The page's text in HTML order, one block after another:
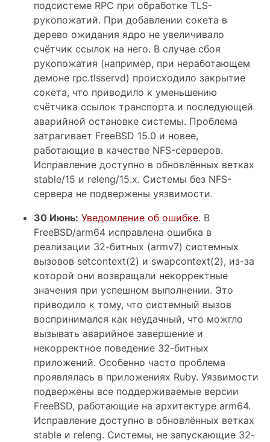
подсистеме RPC при обработке TLS-
рукопожатий. При добавлении сокета в
дерево ожидания ядро не увеличивало
счётчик ссылок на него. В случае сбоя
рукопожатия (например, при неработающем
демоне rpc.tlsservd) происходило закрытие
сокета, что приводило к уменьшению
счётчика ссылок транспорта и последующей
аварийной остановке системы. Проблема
затрагивает FreeBSD 15.0 и новее,
работающие в качестве NFS-серверов.
Исправление доступно в обновлённых ветках
stable/15 и releng/15.x. Системы без NFS-
сервера не подвержены уязвимости.
30 Июнь: Уведомление об ошибке. В
FreeBSD/arm64 исправлена ошибка в
реализации 32-битных (armv7) системных
вызовов setcontext(2) и swapcontext(2), из-за
которой они возвращали некорректные
значения при успешном выполнении. Это
приводило к тому, что системный вызов
воспринимался как неудачный, что можгло
вызывать аварийное завершение и
некорректное поведение 32-битных
приложений. Особенно часто проблема
проявлялась в приложениях Ruby. Уязвимости
подвержены все поддерживаемые версии
FreeBSD, работающие на архитектуре arm64.
Исправление доступно в обновлённых ветках
stable и releng. Системы, не запускающие 32-